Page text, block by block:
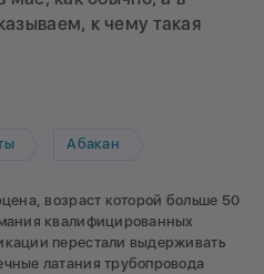
к чему такая
Абакан
возраст которой больше 50
квалифицированных
перестали выдерживать
латания трубопровода